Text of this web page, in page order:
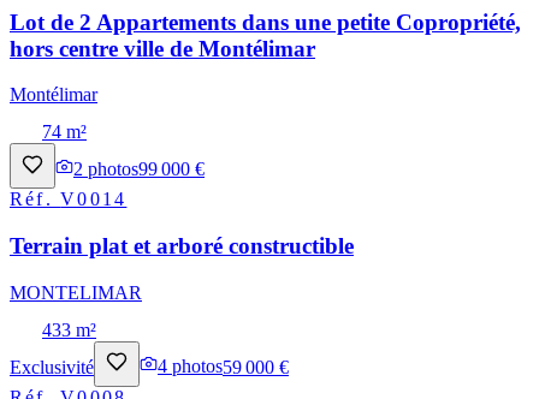
Lot de 2 Appartements dans une petite Copropriété,
hors centre ville de Montélimar
Montélimar
74 m²
2 photos99 000 €
Réf.V0014
Terrain plat et arboré constructible
MONTELIMAR
433 m²
Exclusivité
4 photos59 000 €